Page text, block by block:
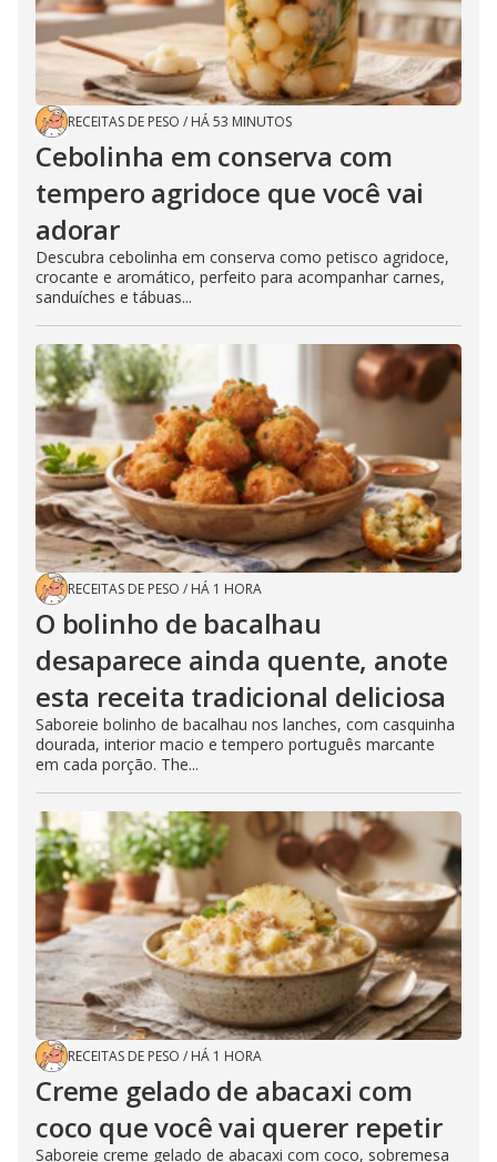
RECEITAS DE PESO / HÁ 53 MINUTOS
Cebolinha em conserva com
tempero agridoce que você vai
adorar
Descubra cebolinha em conserva como petisco agridoce,
crocante e aromático, perfeito para acompanhar carnes,
sanduíches e tábuas...
RECEITAS DE PESO / HÁ 1 HORA
O bolinho de bacalhau
desaparece ainda quente, anote
esta receita tradicional deliciosa
Saboreie bolinho de bacalhau nos lanches, com casquinha
dourada, interior macio e tempero português marcante
em cada porção. The...
RECEITAS DE PESO / HÁ 1 HORA
Creme gelado de abacaxi com
coco que você vai querer repetir
Saboreie creme gelado de abacaxi com coco, sobremesa